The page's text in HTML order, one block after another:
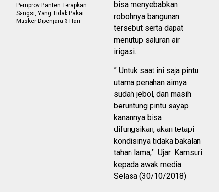
bisa menyebabkan
robohnya bangunan
tersebut serta dapat
menutup saluran air
irigasi.
” Untuk saat ini saja pintu
utama penahan airnya
sudah jebol, dan masih
beruntung pintu sayap
kanannya bisa
difungsikan, akan tetapi
kondisinya tidaka bakalan
tahan lama,” Ujar Kamsuri
kepada awak media.
Selasa (30/10/2018)
Pemprov Banten Terapkan
Sangsi, Yang Tidak Pakai
Masker Dipenjara 3 Hari